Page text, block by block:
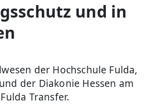
und in
der Hochschule Fulda,
der Diakonie Hessen am
Transfer.